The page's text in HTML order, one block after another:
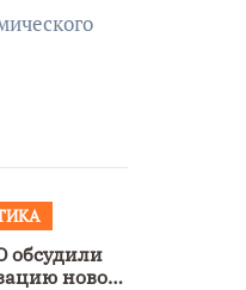
обсудили
новой